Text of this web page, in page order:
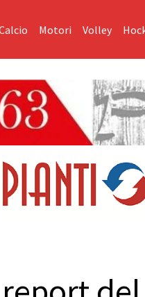
Motori Volley